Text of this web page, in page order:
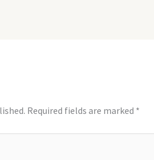
Required fields are marked *